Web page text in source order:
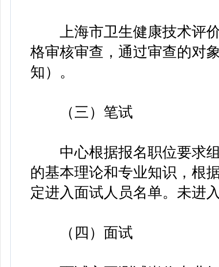
上海市卫生健康技术评价
格审核审查，通过审查的对
知）。
（三）笔试
中心根据报名职位要求组
的基本理论和专业知识，根
定进入面试人员名单。未进
（四）面试